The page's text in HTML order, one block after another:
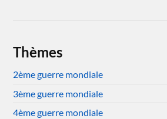
Thèmes
2ème guerre mondiale
3ème guerre mondiale
4ème guerre mondiale